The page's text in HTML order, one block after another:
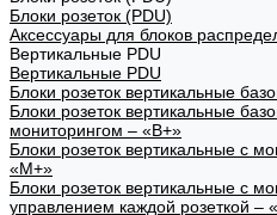
Блоки розеток (PDU)
Аксессуары для блоков
Вертикальные PDU
Вертикальные PDU
Блоки розеток вертикальные
Блоки розеток вертикальные
мониторингом – «В+»
Блоки розеток вертикальные с
«М+»
Блоки розеток вертикальные с
управлением каждой розеткой –